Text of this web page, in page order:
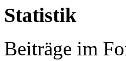
Statistik
Beiträge im